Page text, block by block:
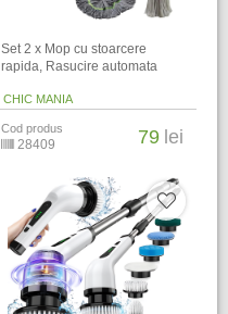
Set 2 x Mop cu stoarcere
rapida, Rasucire automata
CHIC MANIA
Cod produs
28409 79 lei